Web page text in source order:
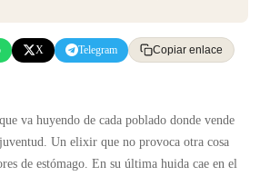
X Telegram Copiar enlace
va huyendo de cada poblado donde vende
Un elixir que no provoca otra cosa
de estómago. En su última huida cae en el